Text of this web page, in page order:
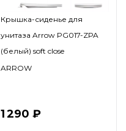
Крышка-сиденье для
унитаза Arrow PG017-ZPA
(белый) soft close
ARROW
1 290 ₽